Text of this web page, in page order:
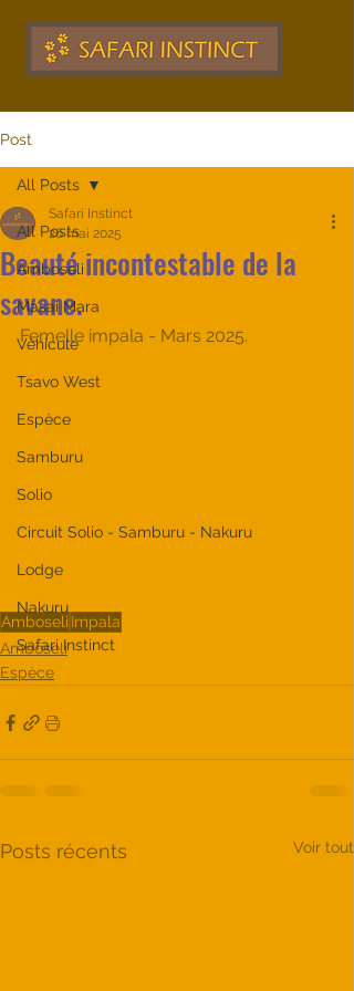
Post
All Posts
Amboseli
Masai Mara
Véhicule
Tsavo West
Espèce
Samburu
Solio
Circuit Solio - Samburu - Nakuru
Lodge
Nakuru
Safari Instinct
All Posts
Beauté incontestable de la
savane.
Safari Instinct
26 mai 2025
Femelle impala - Mars 2025.
Amboseli Impala
Amboseli
Espèce
Posts récents Voir tout